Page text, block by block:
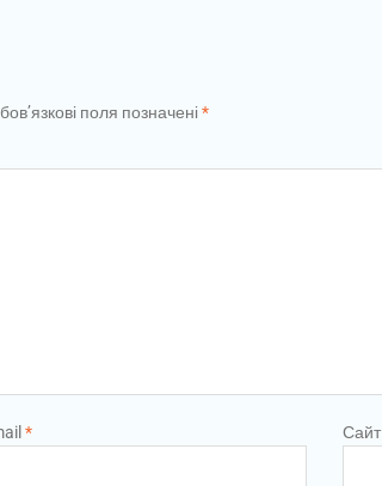
поля позначені*
* Сайт